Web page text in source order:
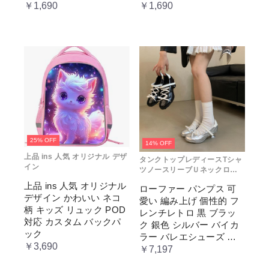
ル 水色 いたばっく 痛バ
推し色 肩掛け レディー
￥1,690
バッグ 透明 ポケット ク
￥1,690
25% OFF
上品 ins 人気 オリジナル デザ
イン
上品 ins 人気 オリジナル
デザイン かわいい ネコ
柄 キッズ リュック POD
対応 カスタム バックパ
ック
￥3,690
14% OFF
タンクトップレディースTシャ
ツノースリーブＵネックロゴ
ローファー パンプス 可
愛い 編み上げ 個性的 フ
レンチレトロ 黒 ブラッ
ク 銀色 シルバー バイカ
ラー バレエシューズ 変
形ヒール 3.5cm ガーリー
￥7,197